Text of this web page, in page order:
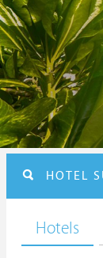
HOTEL
Hotels